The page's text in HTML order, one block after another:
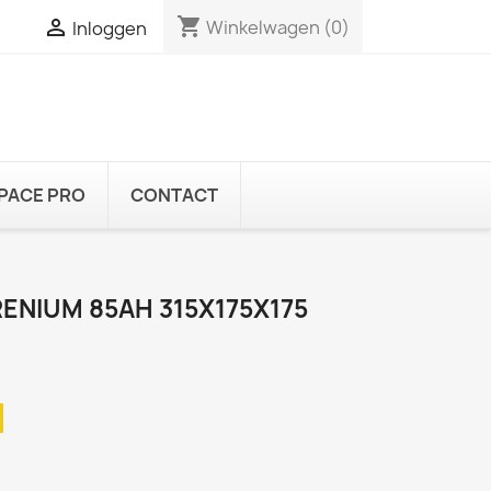
 Inloggen shopping_cart Winkelwagen (0)
PRO CONTACT
85AH 315X175X175